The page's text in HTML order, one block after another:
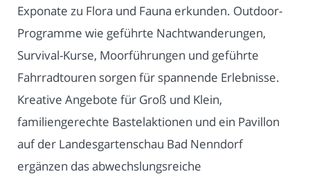
Exponate zu Flora und Fauna erkunden. Outdoor-
Programme wie geführte Nachtwanderungen,
Survival-Kurse, Moorführungen und geführte
Fahrradtouren sorgen für spannende Erlebnisse.
Kreative Angebote für Groß und Klein,
familiengerechte Bastelaktionen und ein Pavillon
auf der Landesgartenschau Bad Nenndorf
ergänzen das abwechslungsreiche